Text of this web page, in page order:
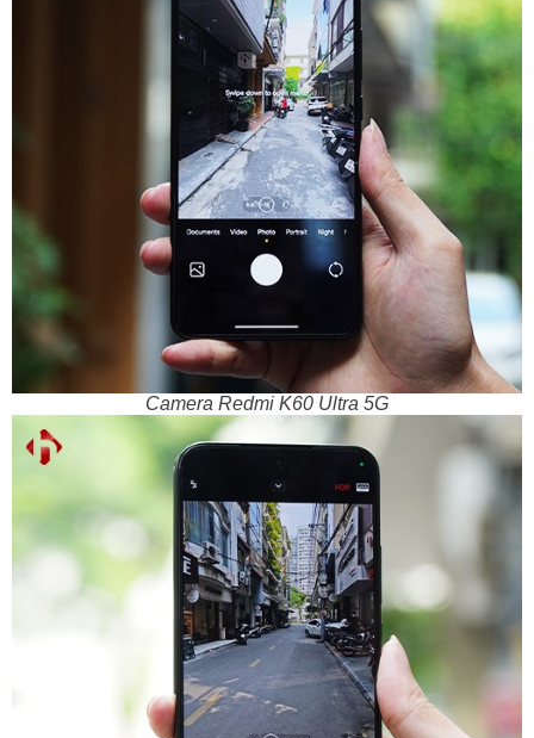
Camera Redmi K60 Ultra 5G